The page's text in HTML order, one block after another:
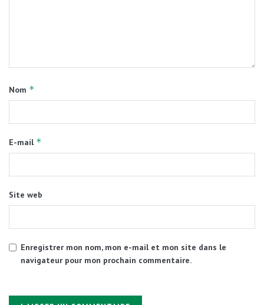
Nom *
E-mail *
Site web
Enregistrer mon nom, mon e-mail et mon site dans le
navigateur pour mon prochain commentaire.